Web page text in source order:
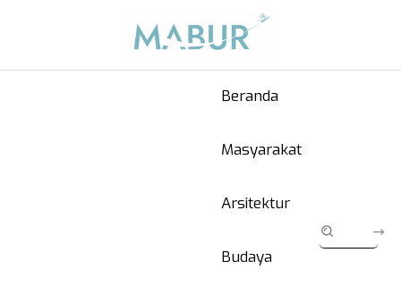
Beranda
Masyarakat
Arsitektur
Budaya